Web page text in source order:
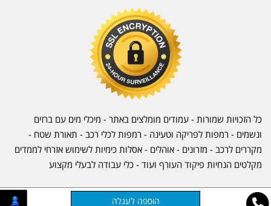
כל הזכויות שמורות - עמודים מומלצים באתר - מיכלי מים עם ברזים
ונשמים - רמפות לפריקה וטעינה - רמפות לכלי רכב - תאורת שטח -
מקררים לרכב - מזרונים - אוהלים - אסלות כימיות לשימוש אזרחי לממדים
מקלטים הנחיות פיקוד העורף ועוד - כלי עבודה לבעלי מקצוע